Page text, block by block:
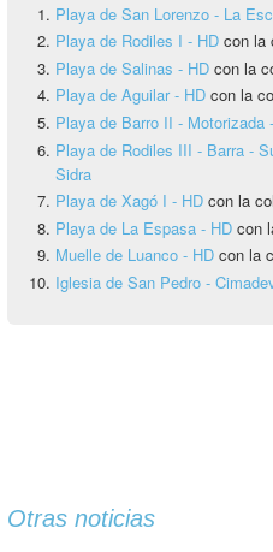
Playa de San Lorenzo - La
Playa de Rodiles I - HD con la
Playa de Salinas - HD con la
Playa de Aguilar - HD con la
Playa de Barro II - Motorizada
Playa de Rodiles III - Barra -
Sidra
Playa de Xagó I - HD con la
Playa de La Espasa - HD con
Muelle de Luanco - HD con la
Iglesia de San Pedro -
Otras noticias